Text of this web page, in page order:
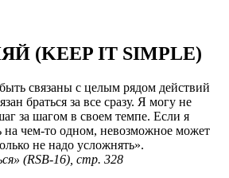
(KEEP IT SIMPLE)
связаны с целым рядом действий
браться за все сразу. Я могу не
за шагом в своем темпе. Если я
на чем-то одном, невозможное может
не надо усложнять».
(RSB-16), стр. 328